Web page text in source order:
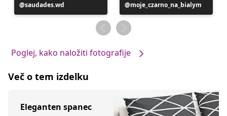
Objavo
je
saudades.wd
Objavo
je
objavil
moje_czarno_na_bialym
Poglej, kako naložiti fotografije
Več o tem izdelku
Eleganten spanec